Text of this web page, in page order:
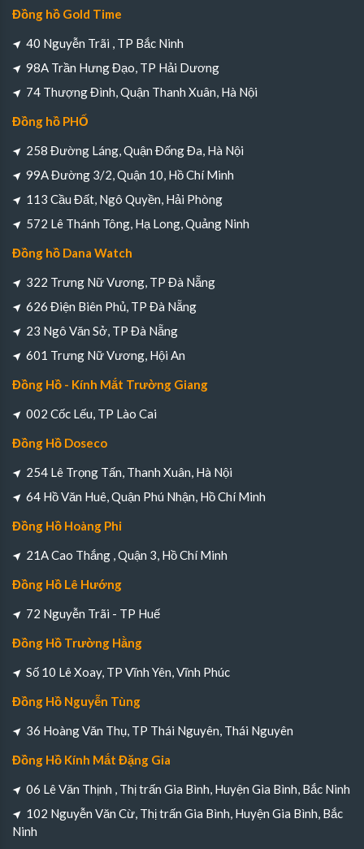
Đồng hồ Gold Time
40 Nguyễn Trãi , TP Bắc Ninh
98A Trần Hưng Đạo, TP Hải Dương
74 Thượng Đình, Quận Thanh Xuân, Hà Nội
Đồng hồ PHỐ
258 Đường Láng, Quận Đống Đa, Hà Nội
99A Đường 3/2, Quận 10, Hồ Chí Minh
113 Cầu Đất, Ngô Quyền, Hải Phòng
572 Lê Thánh Tông, Hạ Long, Quảng Ninh
Đồng hồ Dana Watch
322 Trưng Nữ Vương, TP Đà Nẵng
626 Điện Biên Phủ, TP Đà Nẵng
23 Ngô Văn Sở, TP Đà Nẵng
601 Trưng Nữ Vương, Hội An
Đồng Hồ - Kính Mắt Trường Giang
002 Cốc Lếu, TP Lào Cai
Đồng Hồ Doseco
254 Lê Trọng Tấn, Thanh Xuân, Hà Nội
64 Hồ Văn Huê, Quận Phú Nhận, Hồ Chí Minh
Đồng Hồ Hoàng Phi
21A Cao Thắng , Quận 3, Hồ Chí Minh
Đồng Hồ Lê Hướng
72 Nguyễn Trãi - TP Huế
Đồng Hồ Trường Hằng
Số 10 Lê Xoay, TP Vĩnh Yên, Vĩnh Phúc
Đồng Hồ Nguyễn Tùng
36 Hoàng Văn Thụ, TP Thái Nguyên, Thái Nguyên
Đồng Hồ Kính Mắt Đặng Gia
06 Lê Văn Thịnh , Thị trấn Gia Bình, Huyện Gia Bình, Bắc Ninh
102 Nguyễn Văn Cừ, Thị trấn Gia Bình, Huyện Gia Bình, Bắc
Ninh